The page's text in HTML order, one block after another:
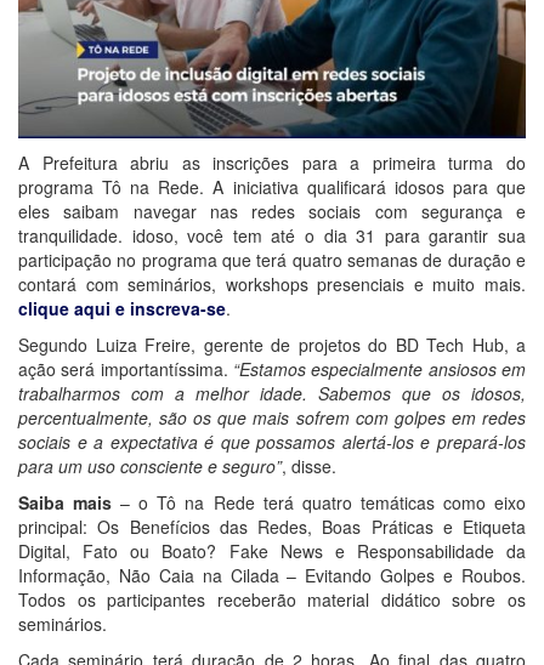
A Prefeitura abriu as inscrições para a primeira turma do
programa Tô na Rede. A iniciativa qualificará idosos para que
eles saibam navegar nas redes sociais com segurança e
tranquilidade. idoso, você tem até o dia 31 para garantir sua
participação no programa que terá quatro semanas de duração e
contará com seminários, workshops presenciais e muito mais.
clique aqui e inscreva-se.
Segundo Luiza Freire, gerente de projetos do BD Tech Hub, a
ação será importantíssima. “Estamos especialmente ansiosos em
trabalharmos com a melhor idade. Sabemos que os idosos,
percentualmente, são os que mais sofrem com golpes em redes
sociais e a expectativa é que possamos alertá-los e prepará-los
para um uso consciente e seguro”, disse.
Saiba mais – o Tô na Rede terá quatro temáticas como eixo
principal: Os Benefícios das Redes, Boas Práticas e Etiqueta
Digital, Fato ou Boato? Fake News e Responsabilidade da
Informação, Não Caia na Cilada – Evitando Golpes e Roubos.
Todos os participantes receberão material didático sobre os
seminários.